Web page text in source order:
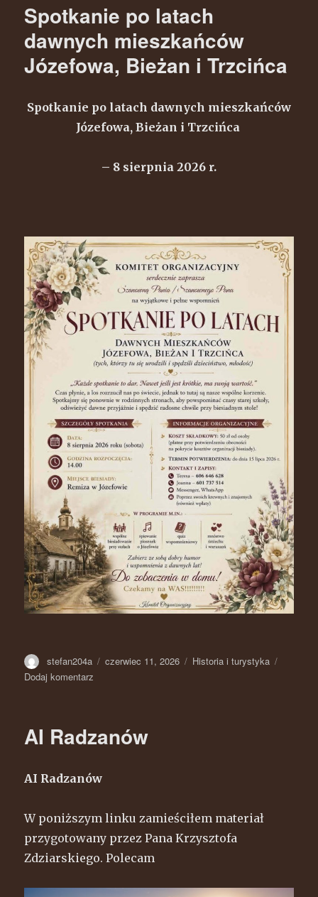
Spotkanie po latach
dawnych mieszkańców
Józefowa, Bieżan i Trzcińca
Spotkanie po latach dawnych mieszkańców
Józefowa, Bieżan i Trzcińca
– 8 sierpnia 2026 r.
Autor
stefan204a Opublikowano
czerwiec 11, 2026 Kategorie
Historia i turystyka
Dodaj komentarz
dawnych
Bieżan
Trzcińca
AI Radzanów
AI Radzanów
W poniższym linku zamieściłem materiał
przygotowany przez Pana Krzysztofa
Zdziarskiego. Polecam